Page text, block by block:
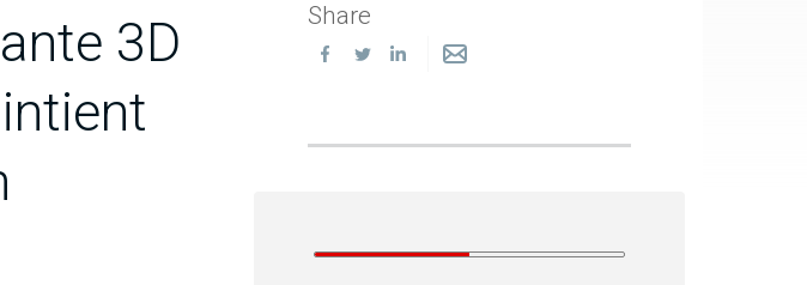
3D
Share